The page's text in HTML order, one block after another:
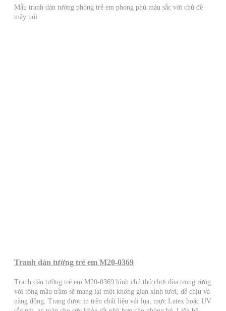
Mẫu tranh dán tường phòng trẻ em phong phú màu sắc với chủ đề
mây núi
Tranh dán tường trẻ em M20-0369
Tranh dán tường trẻ em M20-0369 hình chú thỏ chơi đùa trong rừng
với tông mầu trầm sẽ mang lại một không gian xinh tươi, dễ chịu và
năng động. Trang được in trên chất liệu vải lụa, mực Latex hoặc UV